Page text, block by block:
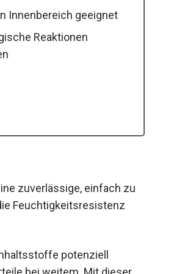
Innenbereich geeignet
Reaktionen
zuverlässige, einfach zu
Feuchtigkeitsresistenz
potenziell